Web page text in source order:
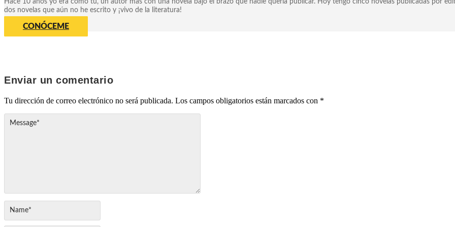
dos novelas que aún no he escrito y ¡vivo de la literatura!
CONÓCEME
Enviar un comentario
Tu dirección de correo electrónico no será publicada. Los campos obligatorios están marcados con *